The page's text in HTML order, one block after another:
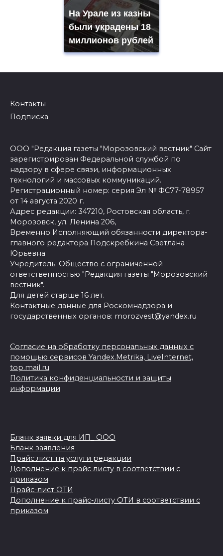
На Урале из казны
были украдены 18
миллионов рублей
Контакты
Подписка
ООО "Редакция газеты "Морозовский вестник" Сайт
зарегистрирован Федеральной службой по
надзору в сфере связи, информационных
технологий и массовых коммуникаций.
Регистрационный номер: серия Эл № ФС77-78957
от 14 августа 2020 г.
Адрес редакции: 347210, Ростовская область, г.
Морозовск, ул. Ленина 206,
Временно Исполняющий обязанности директора-
главного редактора Подскребкина Светлана
Юрьевна
Учредитель: Общество с ограниченной
ответственностью "Редакция газеты "Морозовский
вестник".
Для детей старше 16 лет.
Контактные данные для Роскомнадзора и
государственных органов: morozvest@yandex.ru
Согласие на обработку персональных данных с
помощью сервисов Yandex.Metrika, LiveInternet,
top.mail.ru
Политика конфиденциальности и защиты
информации
Бланк заявки для ИП_ ООО
Бланк заявления
Прайс лист на услуги редакции
Дополнение к прайс листу в соответствии с
приказом
Прайс-лист ОТИ
Дополнение к прайс-листу ОТИ в соответствии с
приказом